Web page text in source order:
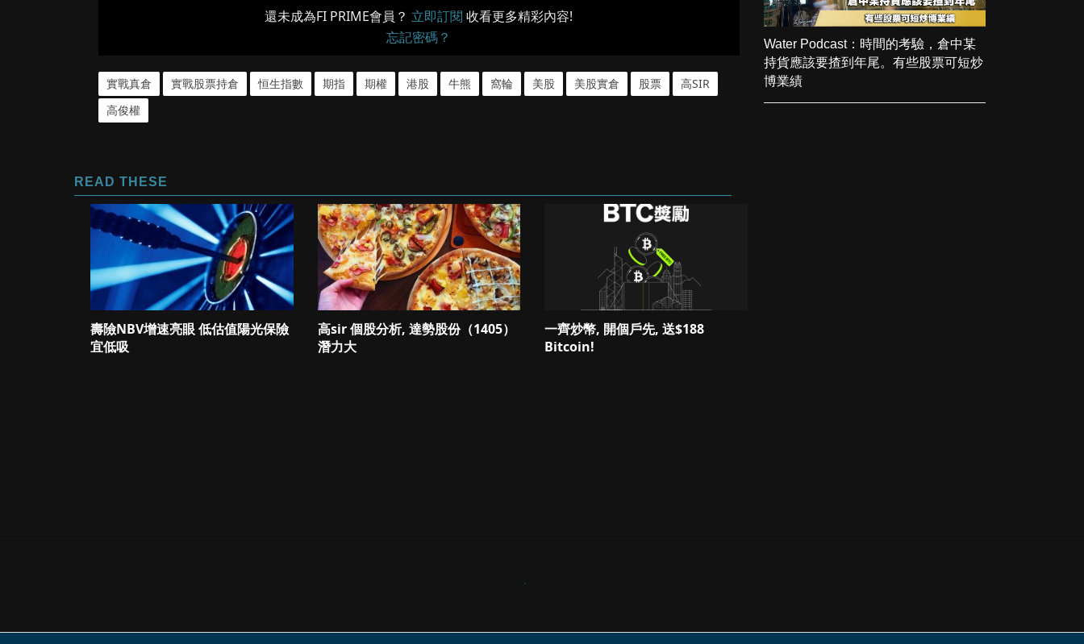
還未成為FI PRIME會員？ 立即訂閱 收看更多精彩內容!
忘記密碼？
實戰真倉 實戰股票持倉 恒生指數 期指 期權 港股 牛熊 窩輪 美股 美股實倉 股票
高SIR
高俊權
READ THESE
壽險NBV增速亮眼 低估值陽光保險
宜低吸
高sir 個股分析, 達勢股份（1405）
潛力大
一齊炒幣, 開個戶先, 送$188
Bitcoin!
Water Podcast：時間的考驗，倉中某
持貨應該要揸到年尾。有些股票可短炒
博業績